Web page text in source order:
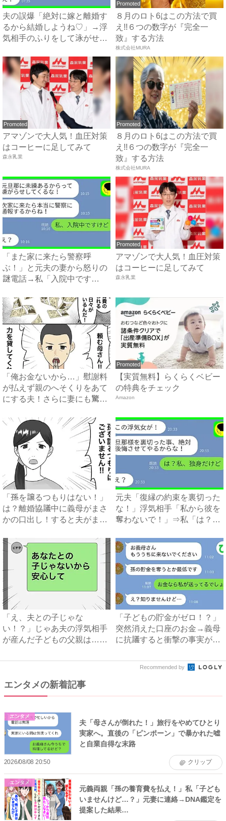
夫の誤爆「絶対に嫁と離婚す
るから結婚しようね♡」→浮
気相手のふりをして泳がせて
Promoted
８月のロト6はこの方法で買
え!!６つの数字が『完全一
致』する方法
株式会社MURA
Promoted
アマゾンで大人気！血圧対策
はコーヒーに足してみて
森永乳業
Promoted
８月のロト6はこの方法で買
え!!６つの数字が『完全一
致』する方法
株式会社MURA
「また家に来たら警察呼
ぶ！」と元夫の妻から怒りの
謎電話→私「入院中です
Promoted
アマゾンで大人気！血圧対策
はコーヒーに足してみて
森永乳業
「俺お金ないから…」慰謝料
が払えず親のへそくりをあて
にする夫！さらに妻にも驚愕
Promoted
【実質無料】らくらくベビー
の特典をチェック
Amazon
「孫を譲るつもりはない！」
は？離婚協議中に義母がまさ
かの口出し！すると夫がまさ
元夫「復縁の約束を裏切った
な！」浮気相手「私から彼を
奪わないで！」⇒私「は？」
「え、夫との子じゃな
い！？」じゃあ夫の浮気相手
が産んだ子どもの父親は…？
「子どもの貯金がゼロ！？」
突然消えた口座のお金→義母
に抗議すると衝撃の事実が判
Recommended by
エンタメの新着記事
エンタメ
夫「母さんが倒れた！」旅行をやめてひとり
実家へ。直後の「ピンポーン」で暴かれた嘘
と自業自得な末路
2026/08/08 20:50 クリップ
エンタメ
元義両親「孫の養育費を払え！」私「子ども
いませんけど…？」元妻に連絡→DNA鑑定を
提案した結果…